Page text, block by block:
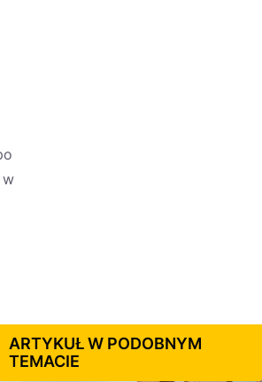
w
ARTYKUŁ W PODOBNYM
TEMACIE